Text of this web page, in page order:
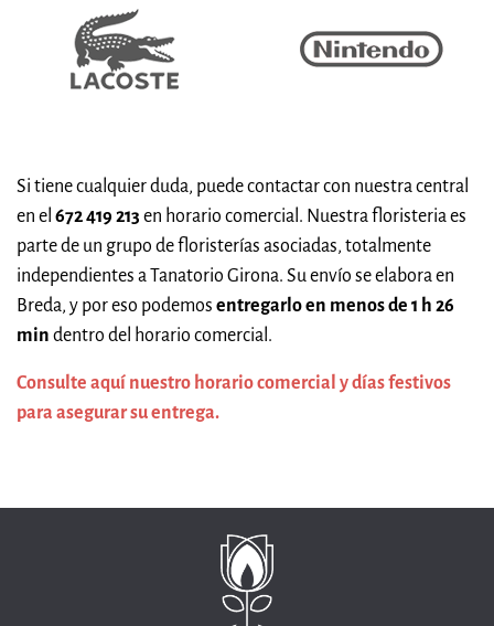
Si tiene cualquier duda, puede contactar con nuestra central
en el 672 419 213 en horario comercial. Nuestra floristeria es
parte de un grupo de floristerías asociadas, totalmente
independientes a Tanatorio Girona. Su envío se elabora en
Breda, y por eso podemos entregarlo en menos de 1 h 26
min dentro del horario comercial.
Consulte aquí nuestro horario comercial y días festivos
para asegurar su entrega.